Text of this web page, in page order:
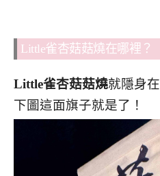
Little雀杏菇菇燒在哪裡？
Little雀杏菇菇燒就隱身在
下圖這面旗子就是了！